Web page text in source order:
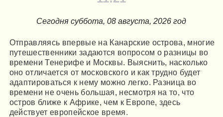
Сегодня cуббота, 08 августа, 2026 год
Отправляясь впервые на Канарские острова, многие
путешественники задаются вопросом о разницы во
времени Тенерифе и Москвы. Выяснить, насколько
оно отличается от московского и как трудно будет
адаптироваться к нему можно легко. Разница во
времени не очень большая, несмотря на то, что
остров ближе к Африке, чем к Европе, здесь
действует европейское время.